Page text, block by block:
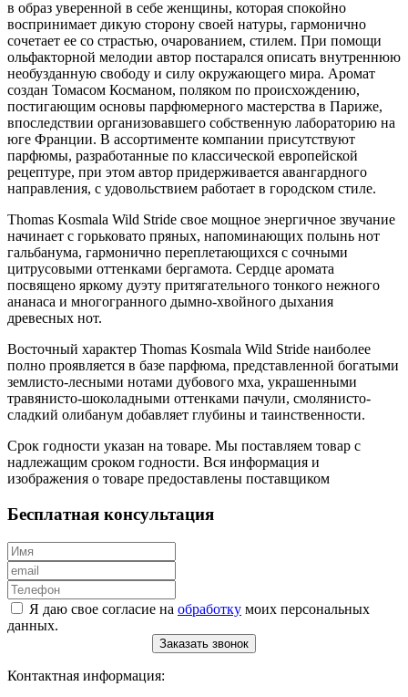
в образ уверенной в себе женщины, которая спокойно
воспринимает дикую сторону своей натуры, гармонично
сочетает ее со страстью, очарованием, стилем. При помощи
ольфакторной мелодии автор постарался описать внутреннюю
необузданную свободу и силу окружающего мира. Аромат
создан Томасом Косманом, поляком по происхождению,
постигающим основы парфюмерного мастерства в Париже,
впоследствии организовавшего собственную лабораторию на
юге Франции. В ассортименте компании присутствуют
парфюмы, разработанные по классической европейской
рецептуре, при этом автор придерживается авангардного
направления, с удовольствием работает в городском стиле.
Thomas Kosmala Wild Stride свое мощное энергичное звучание
начинает с горьковато пряных, напоминающих полынь нот
гальбанума, гармонично переплетающихся с сочными
цитрусовыми оттенками бергамота. Сердце аромата
посвящено яркому дуэту притягательного тонкого нежного
ананаса и многогранного дымно-хвойного дыхания
древесных нот.
Восточный характер Thomas Kosmala Wild Stride наиболее
полно проявляется в базе парфюма, представленной богатыми
землисто-лесными нотами дубового мха, украшенными
травянисто-шоколадными оттенками пачули, смолянисто-
сладкий олибанум добавляет глубины и таинственности.
Срок годности указан на товаре. Мы поставляем товар с
надлежащим сроком годности. Вся информация и
изображения о товаре предоставлены поставщиком
Бесплатная консультация
Я даю свое согласие на обработку моих персональных
данных.
Заказать звонок
Контактная информация: